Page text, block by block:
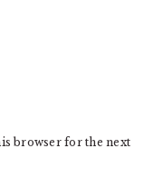
browser for the next